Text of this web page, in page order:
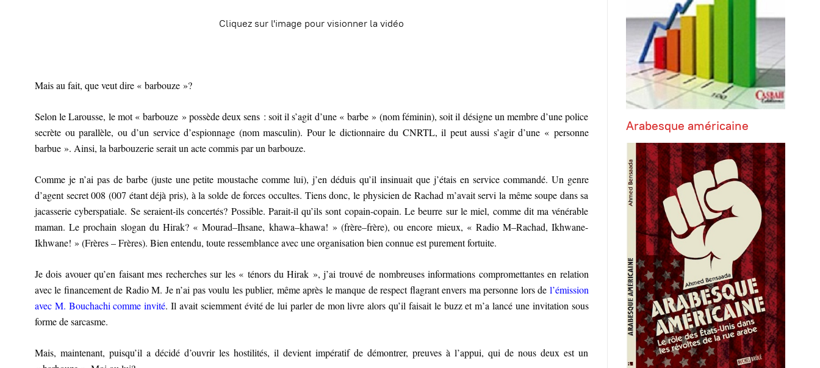
Cliquez sur l'image pour visionner la vidéo
Mais au fait, que veut dire « barbouze »?
Selon le Larousse, le mot « barbouze » possède deux sens : soit il s’agit d’une « barbe » (nom féminin), soit il désigne un membre d’une police
secrète ou parallèle, ou d’un service d’espionnage (nom masculin). Pour le dictionnaire du CNRTL, il peut aussi s’agir d’une « personne
barbue ». Ainsi, la barbouzerie serait un acte commis par un barbouze.
Comme je n’ai pas de barbe (juste une petite moustache comme lui), j’en déduis qu’il insinuait que j’étais en service commandé. Un genre
d’agent secret 008 (007 étant déjà pris), à la solde de forces occultes. Tiens donc, le physicien de Rachad m’avait servi la même soupe dans sa
jacasserie cyberspatiale. Se seraient-ils concertés? Possible. Parait-il qu’ils sont copain-copain. Le beurre sur le miel, comme dit ma vénérable
maman. Le prochain slogan du Hirak? « Mourad–Ihsane, khawa–khawa! » (frère–frère), ou encore mieux, « Radio M–Rachad, Ikhwane-
Ikhwane! » (Frères – Frères). Bien entendu, toute ressemblance avec une organisation bien connue est purement fortuite.
Je dois avouer qu’en faisant mes recherches sur les « ténors du Hirak », j’ai trouvé de nombreuses informations compromettantes en relation
avec le financement de Radio M. Je n’ai pas voulu les publier, même après le manque de respect flagrant envers ma personne lors de l’émission
avec M. Bouchachi comme invité. Il avait sciemment évité de lui parler de mon livre alors qu’il faisait le buzz et m’a lancé une invitation sous
forme de sarcasme.
Mais, maintenant, puisqu’il a décidé d’ouvrir les hostilités, il devient impératif de démontrer, preuves à l’appui, qui de nous deux est un
Arabesque américaine